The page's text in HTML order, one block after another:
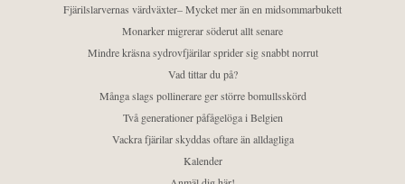
Fjärilslarvernas värdväxter– Mycket mer än en midsommarbukett
Monarker migrerar söderut allt senare
Mindre kräsna sydrovfjärilar sprider sig snabbt norrut
Vad tittar du på?
Många slags pollinerare ger större bomullsskörd
Två generationer påfågelöga i Belgien
Vackra fjärilar skyddas oftare än alldagliga
Kalender